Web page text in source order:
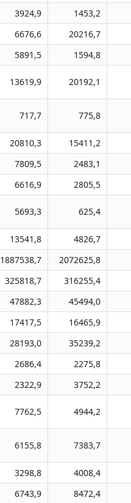
3924,9 1453,2
6676,6 20216,7
5891,5 1594,8
13619,9 20192,1
717,7 775,8
20810,3 15411,2
7809,5 2483,1
6616,9 2805,5
5693,3 625,4
13541,8 4826,7
1887538,7 2072625,8
325818,7 316255,4
47882,3 45494,0
17417,5 16465,9
28193,0 35239,2
2686,4 2275,8
2322,9 3752,2
7762,5 4944,2
6155,8 7383,7
3298,8 4008,4
6743,9 8472,4